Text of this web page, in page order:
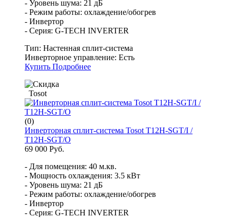
- Уровень шума: 21 дБ
- Режим работы: охлаждение/обогрев
- Инвертор
- Серия: G-TECH INVERTER
Тип: Настенная сплит-система
Инверторное управление: Есть
Купить Подробнее
Tosot
(0)
Инверторная сплит-система Tosot T12H-SGT/I /
T12H-SGT/O
69 000 Руб.
- Для помещения: 40 м.кв.
- Мощность охлаждения: 3.5 кВт
- Уровень шума: 21 дБ
- Режим работы: охлаждение/обогрев
- Инвертор
- Серия: G-TECH INVERTER